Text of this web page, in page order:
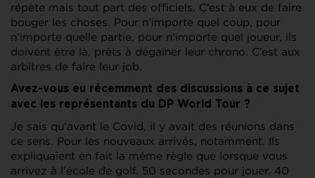
répète mais tout part des officiels. C’est à eux de faire
bouger les choses. Pour n’importe quel coup, pour
n’importe quelle partie, pour n’importe quel joueur, ils
doivent être là, prêts à dégainer leur chrono. C’est aux
arbitres de faire leur job.
Avez-vous eu récemment des discussions à ce sujet
avec les représentants du DP World Tour ?
Je sais qu’avant le Covid, il y avait des réunions dans
ce sens. Pour les nouveaux arrivés, notamment. Ils
expliquaient en fait la même règle que lorsque vous
arrivez à l’école de golf. 50 secondes pour jouer, 40